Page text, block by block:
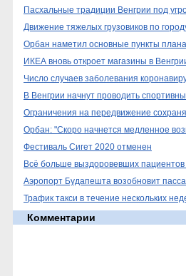
Пасхальные традиции Венгрии под
Движение тяжелых грузовиков по
Орбан наметил основные пункты
ИКЕА вновь откроет магазины в
Число случаев заболевания
В Венгрии начнут проводить
Ограничения на передвижение
Орбан: "Скоро начнется медленное
Фестиваль Сигет 2020 отменен
Всё больше выздоровевших
Аэропорт Будапешта возобновит
Трафик такси в течение нескольких
Комментарии